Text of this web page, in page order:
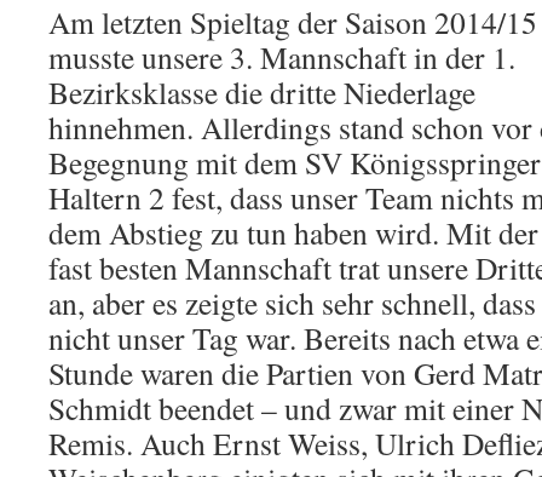
Am letzten Spieltag der Saison 2014/15
musste unsere 3. Mannschaft in der 1.
Bezirksklasse die dritte Niederlage
hinnehmen. Allerdings stand schon vor
Begegnung mit dem SV Königsspringer
Haltern 2 fest, dass unser Team nichts
dem Abstieg zu tun haben wird. Mit der
fast besten Mannschaft trat unsere
an, aber es zeigte sich sehr schnell,
nicht unser Tag war. Bereits nach etwa
Stunde waren die Partien von Gerd
Schmidt beendet – und zwar mit einer
Remis. Auch Ernst Weiss, Ulrich